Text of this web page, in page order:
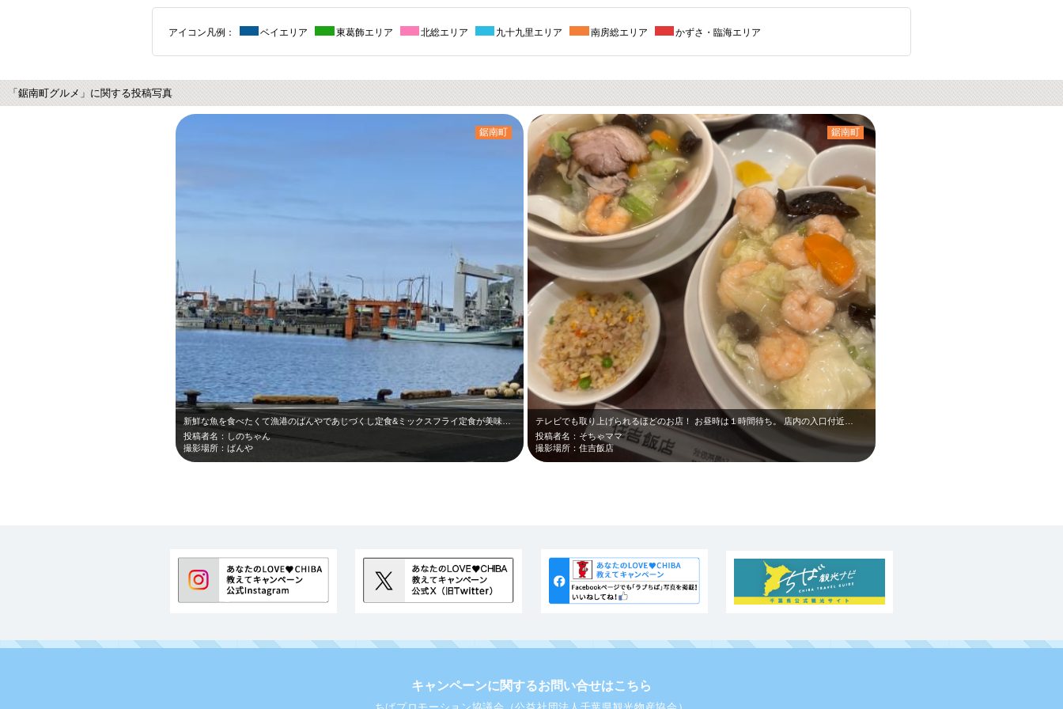
アイコン凡例： ベイエリア 東葛飾エリア 北総エリア 九十九里エリア 南房総エリア かずさ・臨海エリア
「鋸南町グルメ」に関する投稿写真
投稿者名：しのちゃん
撮影場所：ばんや
鋸南町
テレビでも取り上げられるほどのお店！ お昼時は１時間待ち。 店内の入口付近…
投稿者名：そちゃママ
撮影場所：住吉飯店
鋸南町
キャンペーンに関するお問い合せはこちら